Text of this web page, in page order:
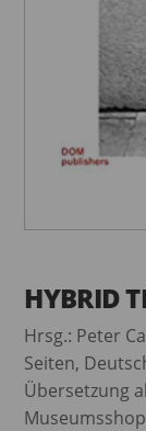
HYBRID
Hrsg.: Peter
Seiten,
Übersetzung